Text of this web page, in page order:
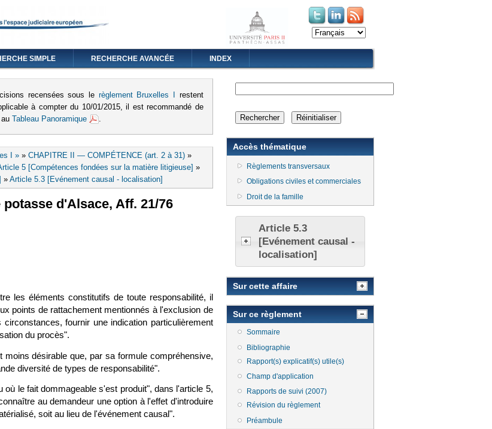
(le lien est externe)
(le lien est externe)
SIMPLE RECHERCHE AVANCÉE INDEX
recensées sous le règlement Bruxelles I
restent
à compter du 10/01/2015, il est recommandé de
Tableau Panoramique .
I » » CHAPITRE II — COMPÉTENCE (art. 2 à 31) »
5 [Compétences fondées sur la matière litigieuse] »
» Article 5.3 [Evénement causal - localisation]
potasse d'Alsace, Aff. 21/76
les éléments constitutifs de toute responsabilité, il
points de rattachement mentionnés à l'exclusion de
fournir une indication particulièrement
du procès".
désirable que, par sa formule compréhensive,
diversité de types de responsabilité".
où le fait dommageable s'est produit", dans l'article 5,
au demandeur une option à l'effet d'introduire
soit au lieu de l'événement causal".
Accès thématique
Règlements transversaux
Obligations civiles et commerciales
Droit de la famille
Article 5.3
[Evénement causal -
localisation]
Sur cette affaire
Sur ce règlement
Sommaire
Bibliographie
Rapport(s) explicatif(s) utile(s)
Champ d'application
Rapports de suivi (2007)
Révision du règlement
Préambule